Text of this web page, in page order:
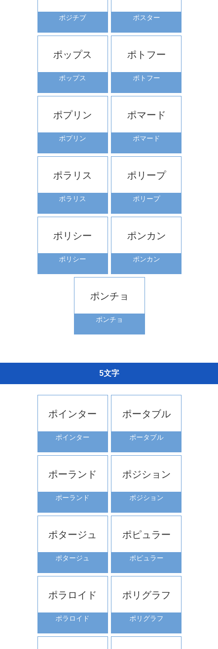
ポジチブ ポスター
ポップス
ポップス
ポトフー
ポトフー
ポプリン
ポプリン
ポマード
ポマード
ポラリス
ポラリス
ポリープ
ポリープ
ポリシー
ポリシー
ポンカン
ポンカン
ポンチョ
ポンチョ
5文字
ポインター
ポインター
ポータブル
ポータブル
ポーランド
ポーランド
ポジション
ポジション
ポタージュ
ポタージュ
ポピュラー
ポピュラー
ポラロイド
ポラロイド
ポリグラフ
ポリグラフ